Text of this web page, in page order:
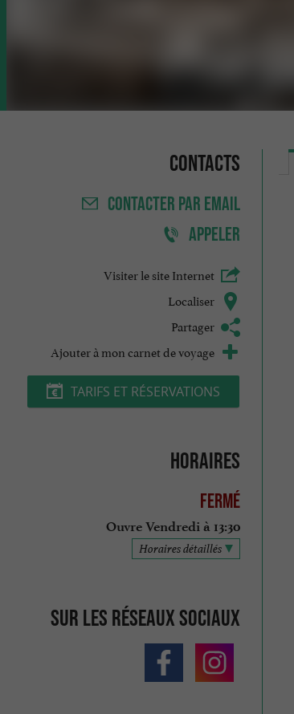
Contacts
CONTACTER PAR EMAIL
APPELER
Visiter le site Internet
Localiser
Partager
Ajouter à mon carnet de voyage
TARIFS ET RÉSERVATIONS
Horaires
Fermé
Ouvre Vendredi à 13:30
Horaires détaillés
Sur les réseaux sociaux